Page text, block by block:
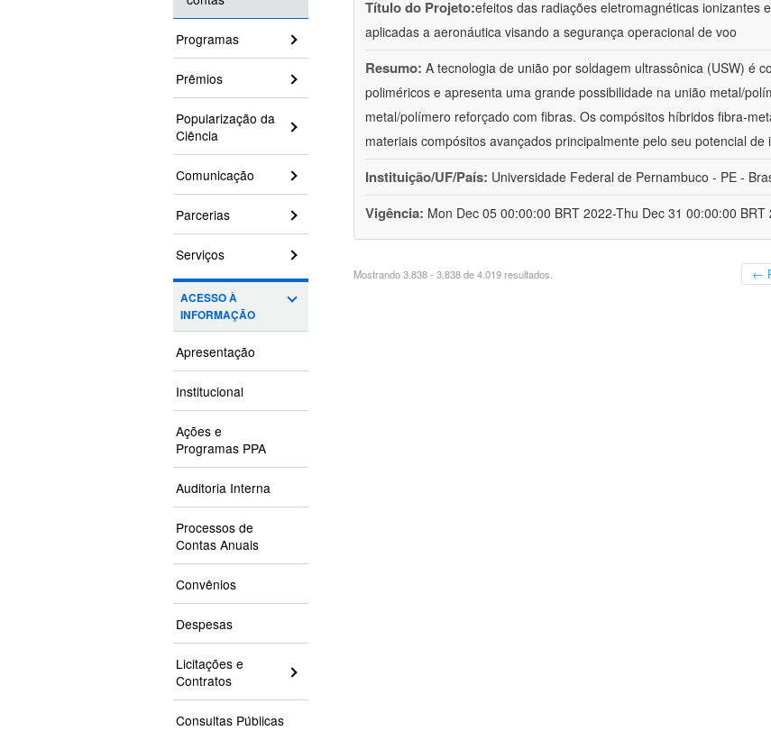
Programas
Prêmios
Popularização da
Ciência
Comunicação
Parcerias
Serviços
ACESSO À
INFORMAÇÃO
Apresentação
Institucional
Ações e
Programas PPA
Auditoria Interna
Processos de
Contas Anuais
Convênios
Despesas
Licitações e
Contratos
Consultas Públicas
Título do Projeto:efeitos das radiações eletromagnéticas ionizantes
aplicadas a aeronáutica visando a segurança operacional de voo
Resumo: A tecnologia de união por soldagem ultrassônica (USW) é
poliméricos e apresenta uma grande possibilidade na união metal/
metal/polímero reforçado com fibras. Os compósitos híbridos fibra-
materiais compósitos avançados principalmente pelo seu potencial de
Instituição/UF/País: Universidade Federal de Pernambuco - PE -
Vigência: Mon Dec 05 00:00:00 BRT 2022-Thu Dec 31 00:00:00 BRT
Mostrando 3.838 - 3.838 de 4.019 resultados. ←